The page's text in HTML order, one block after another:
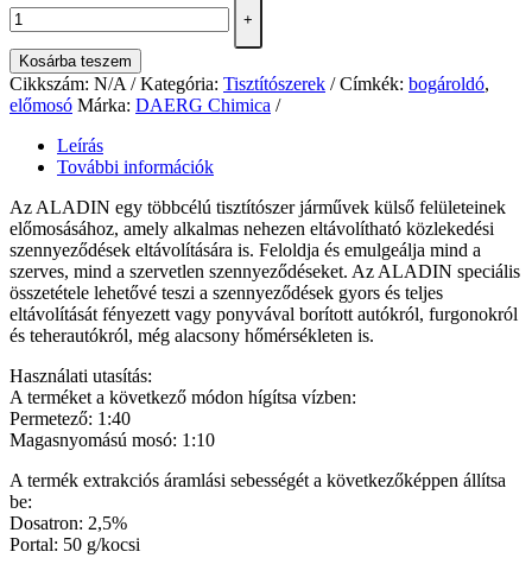
+
Kosárba teszem
Cikkszám: N/A Kategória: Tisztítószerek Címkék: bogároldó,
előmosó Márka: DAERG Chimica
Leírás
További információk
Az ALADIN egy többcélú tisztítószer járművek külső felületeinek
előmosásához, amely alkalmas nehezen eltávolítható közlekedési
szennyeződések eltávolítására is. Feloldja és emulgeálja mind a
szerves, mind a szervetlen szennyeződéseket. Az ALADIN speciális
összetétele lehetővé teszi a szennyeződések gyors és teljes
eltávolítását fényezett vagy ponyvával borított autókról, furgonokról
és teherautókról, még alacsony hőmérsékleten is.
Használati utasítás:
A terméket a következő módon hígítsa vízben:
Permetező: 1:40
Magasnyomású mosó: 1:10
A termék extrakciós áramlási sebességét a következőképpen állítsa
be:
Dosatron: 2,5%
Portal: 50 g/kocsi